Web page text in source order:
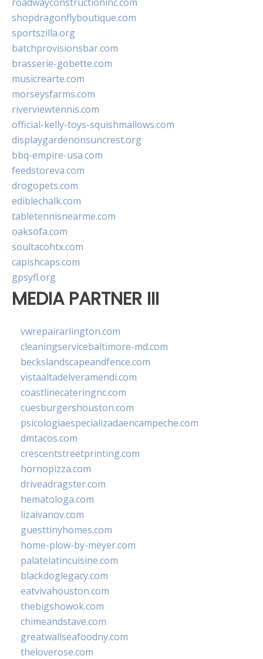
shopdragonflyboutique.com
sportszilla.org
batchprovisionsbar.com
brasserie-gobette.com
musicrearte.com
morseysfarms.com
riverviewtennis.com
official-kelly-toys-squishmallows.com
displaygardenonsuncrest.org
bbq-empire-usa.com
feedstoreva.com
drogopets.com
ediblechalk.com
tabletennisnearme.com
oaksofa.com
soultacohtx.com
capishcaps.com
gpsyfl.org
MEDIA PARTNER III
vwrepairarlington.com
cleaningservicebaltimore-md.com
beckslandscapeandfence.com
vistaaltadelveramendi.com
coastlinecateringnc.com
cuesburgershouston.com
psicologiaespecializadaencampeche.com
dmtacos.com
crescentstreetprinting.com
hornopizza.com
driveadragster.com
hematologa.com
lizaivanov.com
guesttinyhomes.com
home-plow-by-meyer.com
palatelatincuisine.com
blackdoglegacy.com
eatvivahouston.com
thebigshowok.com
chimeandstave.com
greatwallseafoodny.com
theloverose.com